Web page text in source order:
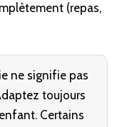
(repas,
ne signifie pas
toujours
Certains